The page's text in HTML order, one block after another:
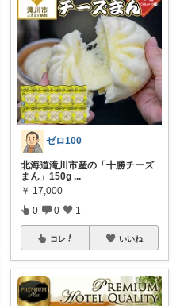
ゼロ100
北海道滝川市産の「十勝チーズ
まん」150g ...
￥ 17,000
0 0 1
コレ いいね